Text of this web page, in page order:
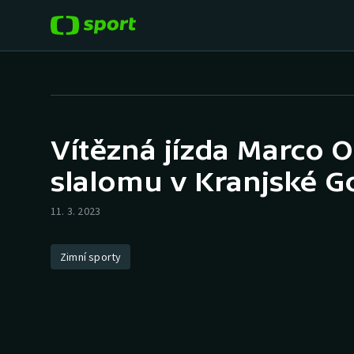
Hokej
Tenis
Cyklistika
Baseball a softbal
Basketbal
Vítězná jízda Marco
slalomu v Kranjské
11. 3. 2023
Zimní sporty